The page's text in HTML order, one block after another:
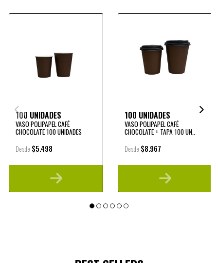
100 UNIDADES
VASO POLIPAPEL CAFÉ
CHOCOLATE 100 UNIDADES
Desde $5.498
100 UNIDADES
VASO POLIPAPEL CAFÉ
CHOCOLATE + TAPA 100 UN..
Desde $8.967